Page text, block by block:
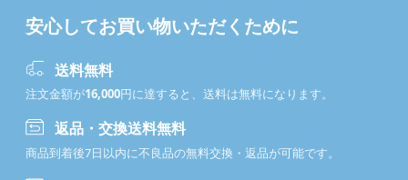
安心してお買い物いただくために
送料無料
注文金額が16,000円に達すると、送料は無料になります。
返品・交換送料無料
商品到着後7日以内に不良品の無料交換・返品が可能です。